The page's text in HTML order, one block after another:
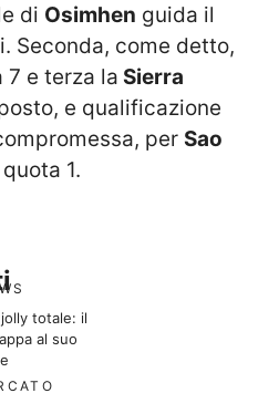
di Osimhen guida il
Seconda, come detto,
7 e terza la Sierra
e qualificazione
per Sao
1.
totale: il
al suo